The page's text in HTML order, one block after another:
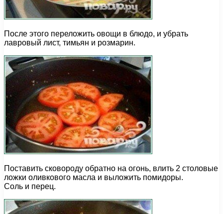
После этого переложить овощи в блюдо, и убрать
лавровый лист, тимьян и розмарин.
Поставить сковороду обратно на огонь, влить 2 столовые
ложки оливкового масла и выложить помидоры.
Соль и перец.